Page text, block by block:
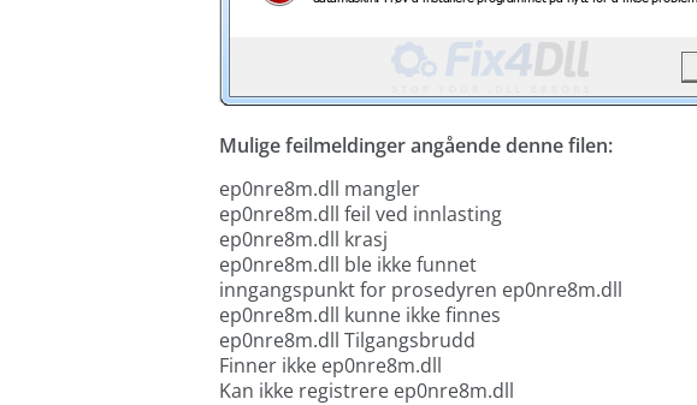
Mulige feilmeldinger angående denne filen:
ep0nre8m.dll mangler
ep0nre8m.dll feil ved innlasting
ep0nre8m.dll krasj
ep0nre8m.dll ble ikke funnet
inngangspunkt for prosedyren ep0nre8m.dll
ep0nre8m.dll kunne ikke finnes
ep0nre8m.dll Tilgangsbrudd
Finner ikke ep0nre8m.dll
Kan ikke registrere ep0nre8m.dll